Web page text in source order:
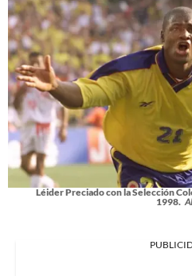
Léider Preciado con la Selección
1998.